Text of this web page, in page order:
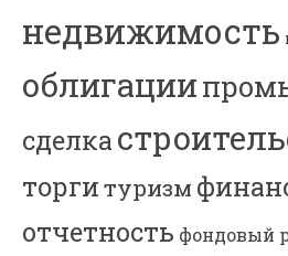
недвижимость
облигации
сделка
торгитуризм
отчетность фондовый